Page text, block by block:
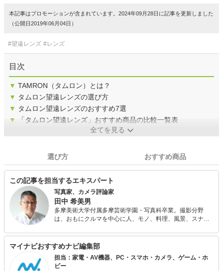
本記事はプロモーションが含まれています。2024年09月28日に記事を更新しました
（公開日2019年06月04日）
#望遠レンズ #レンズ
目次
▼ TAMRON（タムロン）とは？
▼ タムロン望遠レンズの選び方
▼ タムロン望遠レンズのおすすめ7選
▼
「タムロン望遠レンズ」おすすめ商品の比較一覧表
全てを見る
選び方 おすすめ商品
この記事を担当するエキスパート
写真家、カメラ評論家
田中 希美男
多摩美術大学付属多摩芸術学園・写真科卒業。撮影分野
は、おもにクルマを中心に人、モノ、料理、風景、スナッ
ほかに、カメラ雑誌などに新型カメラやレンズのテストの
レポート、撮影技法などの解説をする。
マイナビおすすめナビ編集部
担当：家電・AV機器、PC・スマホ・カメラ、ゲーム・ホ
ビー